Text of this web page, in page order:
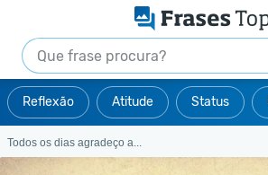
Reflexão Atitude Status
Todos os dias agradeço a...